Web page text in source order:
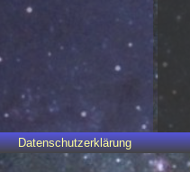
Datenschutzerklärung